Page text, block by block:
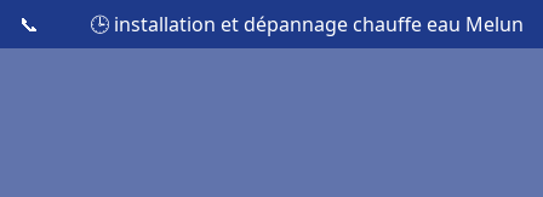
📞 🕒 installation et dépannage chauffe eau Melun